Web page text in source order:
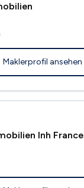
Maklerprofil ansehen
Inh